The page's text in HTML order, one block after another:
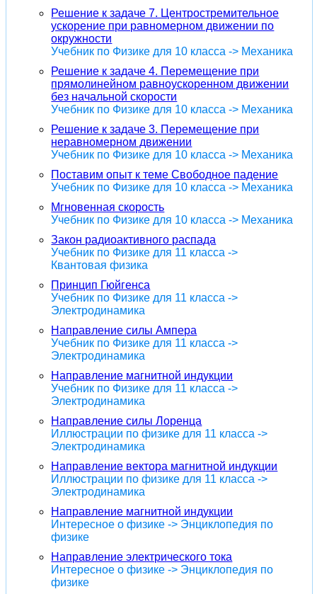
Решение к задаче 7. Центростремительное
ускорение при равномерном движении по
окружности
Учебник по Физике для 10 класса -> Механика
Решение к задаче 4. Перемещение при
прямолинейном равноускоренном движении
без начальной скорости
Учебник по Физике для 10 класса -> Механика
Решение к задаче 3. Перемещение при
неравномерном движении
Учебник по Физике для 10 класса -> Механика
Поставим опыт к теме Свободное падение
Учебник по Физике для 10 класса -> Механика
Мгновенная скорость
Учебник по Физике для 10 класса -> Механика
Закон радиоактивного распада
Учебник по Физике для 11 класса ->
Квантовая физика
Принцип Гюйгенса
Учебник по Физике для 11 класса ->
Электродинамика
Направление силы Ампера
Учебник по Физике для 11 класса ->
Электродинамика
Направление магнитной индукции
Учебник по Физике для 11 класса ->
Электродинамика
Направление силы Лоренца
Иллюстрации по физике для 11 класса ->
Электродинамика
Направление вектора магнитной индукции
Иллюстрации по физике для 11 класса ->
Электродинамика
Направление магнитной индукции
Интересное о физике -> Энциклопедия по
физике
Направление электрического тока
Интересное о физике -> Энциклопедия по
физике